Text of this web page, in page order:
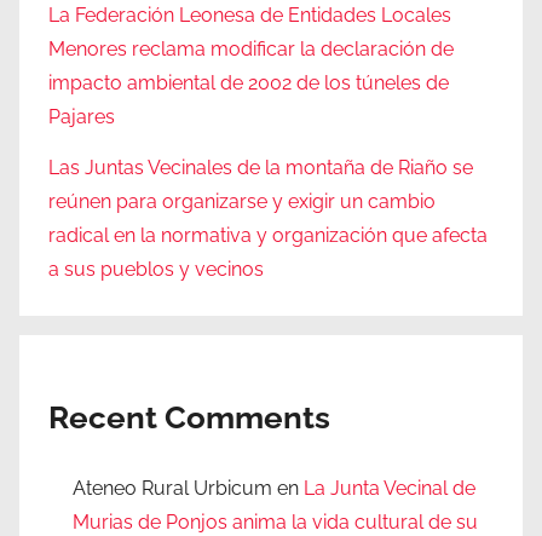
La Federación Leonesa de Entidades Locales
Menores reclama modificar la declaración de
impacto ambiental de 2002 de los túneles de
Pajares
Las Juntas Vecinales de la montaña de Riaño se
reúnen para organizarse y exigir un cambio
radical en la normativa y organización que afecta
a sus pueblos y vecinos
Recent Comments
Ateneo Rural Urbicum en La Junta Vecinal de
Murias de Ponjos anima la vida cultural de su